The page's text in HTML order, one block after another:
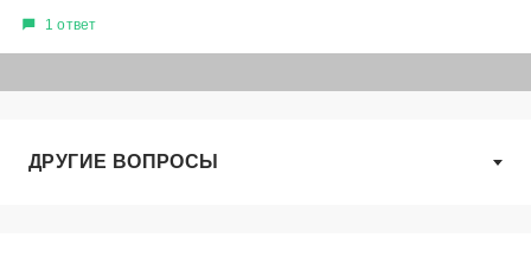
1 ответ
ДРУГИЕ ВОПРОСЫ